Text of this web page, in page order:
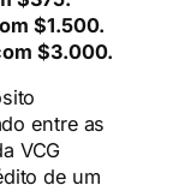
$1.500.
$3.000.
entre as
VCG
de um